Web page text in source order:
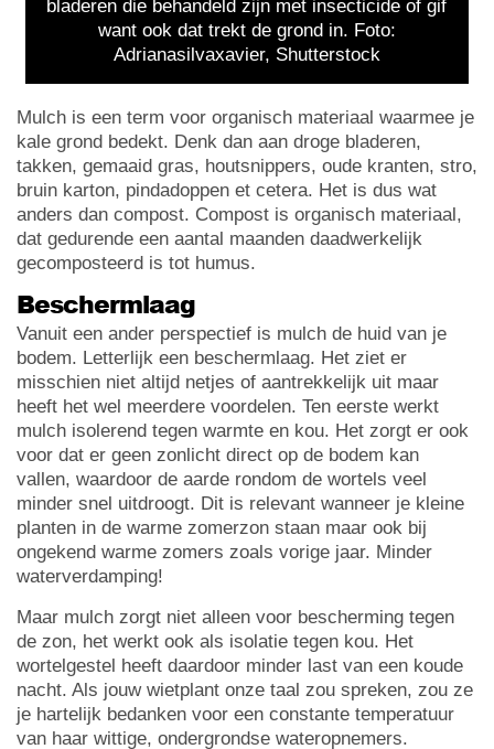
bladeren die behandeld zijn met insecticide of gif
want ook dat trekt de grond in. Foto:
Adrianasilvaxavier, Shutterstock
Mulch is een term voor organisch materiaal waarmee je
kale grond bedekt. Denk dan aan droge bladeren,
takken, gemaaid gras, houtsnippers, oude kranten, stro,
bruin karton, pindadoppen et cetera. Het is dus wat
anders dan compost. Compost is organisch materiaal,
dat gedurende een aantal maanden daadwerkelijk
gecomposteerd is tot humus.
Beschermlaag
Vanuit een ander perspectief is mulch de huid van je
bodem. Letterlijk een beschermlaag. Het ziet er
misschien niet altijd netjes of aantrekkelijk uit maar
heeft het wel meerdere voordelen. Ten eerste werkt
mulch isolerend tegen warmte en kou. Het zorgt er ook
voor dat er geen zonlicht direct op de bodem kan
vallen, waardoor de aarde rondom de wortels veel
minder snel uitdroogt. Dit is relevant wanneer je kleine
planten in de warme zomerzon staan maar ook bij
ongekend warme zomers zoals vorige jaar. Minder
waterverdamping!
Maar mulch zorgt niet alleen voor bescherming tegen
de zon, het werkt ook als isolatie tegen kou. Het
wortelgestel heeft daardoor minder last van een koude
nacht. Als jouw wietplant onze taal zou spreken, zou ze
je hartelijk bedanken voor een constante temperatuur
van haar wittige, ondergrondse wateropnemers.